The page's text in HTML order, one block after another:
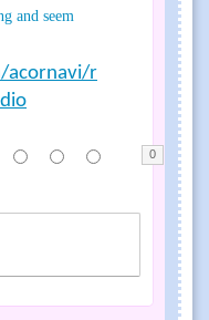
and seem
acornavi/r
0